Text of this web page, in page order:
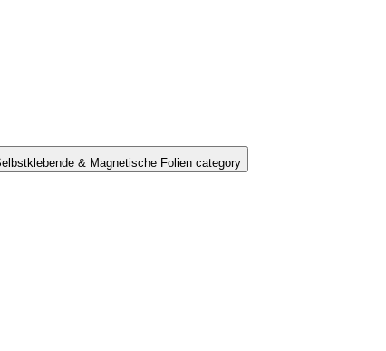
& Magnetische Folien category